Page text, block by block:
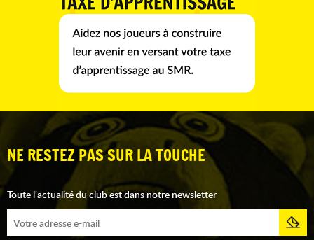
NE RESTEZ PAS SUR LA TOUCHE
Toute l'actualité du club est dans notre newsletter